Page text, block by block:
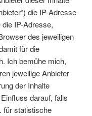
die IP-Adresse
IP-Adresse,
des jeweiligen
für die
Ich bemühe mich,
jeweilige Anbieter
der Inhalte
darauf, falls
für statistische